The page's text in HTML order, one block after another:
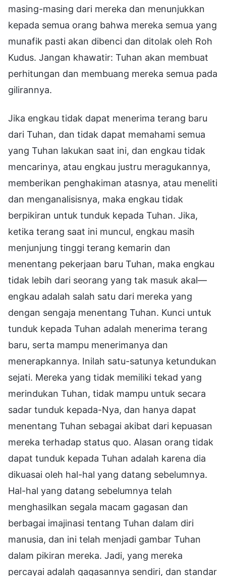
masing-masing dari mereka dan menunjukkan
kepada semua orang bahwa mereka semua yang
munafik pasti akan dibenci dan ditolak oleh Roh
Kudus. Jangan khawatir: Tuhan akan membuat
perhitungan dan membuang mereka semua pada
gilirannya.
Jika engkau tidak dapat menerima terang baru
dari Tuhan, dan tidak dapat memahami semua
yang Tuhan lakukan saat ini, dan engkau tidak
mencarinya, atau engkau justru meragukannya,
memberikan penghakiman atasnya, atau meneliti
dan menganalisisnya, maka engkau tidak
berpikiran untuk tunduk kepada Tuhan. Jika,
ketika terang saat ini muncul, engkau masih
menjunjung tinggi terang kemarin dan
menentang pekerjaan baru Tuhan, maka engkau
tidak lebih dari seorang yang tak masuk akal—
engkau adalah salah satu dari mereka yang
dengan sengaja menentang Tuhan. Kunci untuk
tunduk kepada Tuhan adalah menerima terang
baru, serta mampu menerimanya dan
menerapkannya. Inilah satu-satunya ketundukan
sejati. Mereka yang tidak memiliki tekad yang
merindukan Tuhan, tidak mampu untuk secara
sadar tunduk kepada-Nya, dan hanya dapat
menentang Tuhan sebagai akibat dari kepuasan
mereka terhadap status quo. Alasan orang tidak
dapat tunduk kepada Tuhan adalah karena dia
dikuasai oleh hal-hal yang datang sebelumnya.
Hal-hal yang datang sebelumnya telah
menghasilkan segala macam gagasan dan
berbagai imajinasi tentang Tuhan dalam diri
manusia, dan ini telah menjadi gambar Tuhan
dalam pikiran mereka. Jadi, yang mereka
percayai adalah gagasannya sendiri, dan standar